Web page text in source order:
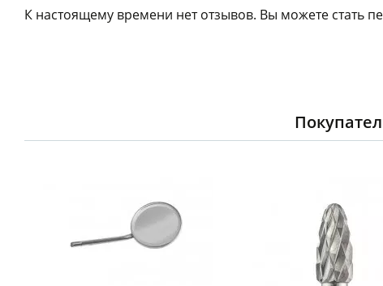
К настоящему времени нет отзывов. Вы можете стать